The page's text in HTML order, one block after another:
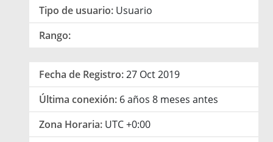
Tipo de usuario: Usuario
Rango:
Fecha de Registro:27 Oct 2019
Última conexión: 6 años 8 meses antes
Zona Horaria: UTC +0:00